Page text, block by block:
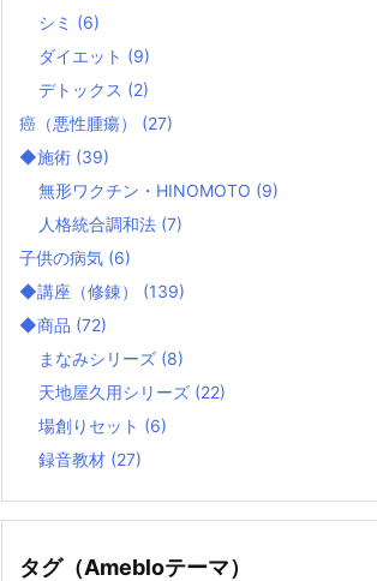
シミ (6)
ダイエット (9)
デトックス (2)
癌（悪性腫瘍） (27)
◆施術 (39)
無形ワクチン・HINOMOTO (9)
人格統合調和法 (7)
子供の病気 (6)
◆講座（修錬） (139)
◆商品 (72)
まなみシリーズ (8)
天地屋久用シリーズ (22)
場創りセット (6)
録音教材 (27)
タグ（Amebloテーマ）